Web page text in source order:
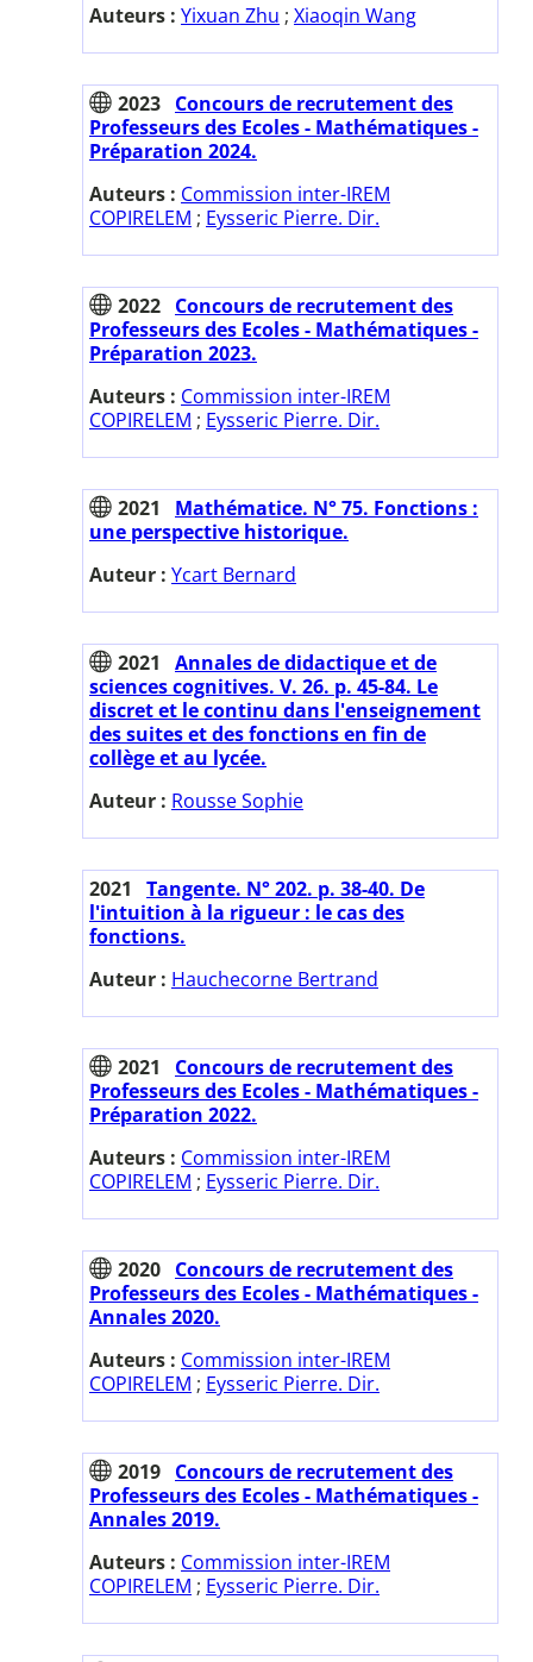
Auteurs : Yixuan Zhu ; Xiaoqin Wang
2023 Concours de recrutement des
Professeurs des Ecoles - Mathématiques -
Préparation 2024.
Auteurs : Commission inter-IREM
COPIRELEM ; Eysseric Pierre. Dir.
2022 Concours de recrutement des
Professeurs des Ecoles - Mathématiques -
Préparation 2023.
Auteurs : Commission inter-IREM
COPIRELEM ; Eysseric Pierre. Dir.
2021
Mathématice. N° 75. Fonctions :
une perspective historique.
Auteur : Ycart Bernard
2021
Annales de didactique et de
sciences cognitives. V. 26. p. 45-84. Le
discret et le continu dans l'enseignement
des suites et des fonctions en fin de
collège et au lycée.
Auteur : Rousse Sophie
2021
Tangente. N° 202. p. 38-40. De
l'intuition à la rigueur : le cas des
fonctions.
Auteur : Hauchecorne Bertrand
2021
Concours de recrutement des
Professeurs des Ecoles - Mathématiques -
Préparation 2022.
Auteurs : Commission inter-IREM
COPIRELEM ; Eysseric Pierre. Dir.
2020 Concours de recrutement des
Professeurs des Ecoles - Mathématiques -
Annales 2020.
Auteurs : Commission inter-IREM
COPIRELEM ; Eysseric Pierre. Dir.
2019 Concours de recrutement des
Professeurs des Ecoles - Mathématiques -
Annales 2019.
Auteurs : Commission inter-IREM
COPIRELEM ; Eysseric Pierre. Dir.